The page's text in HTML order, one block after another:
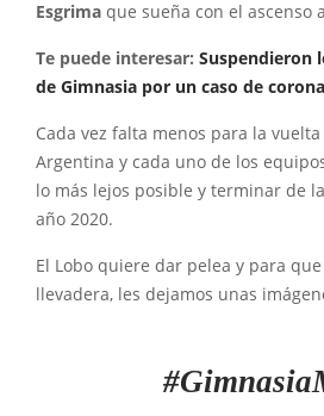
Esgrima que sueña con el ascenso
Te puede interesar: Suspendieron
de Gimnasia por un caso de
Cada vez falta menos para la
Argentina y cada uno de los
lo más lejos posible y terminar de
año 2020.
El Lobo quiere dar pelea y para
llevadera, les dejamos unas